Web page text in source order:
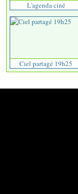
L'agenda ciné
Ciel partagé 19h25